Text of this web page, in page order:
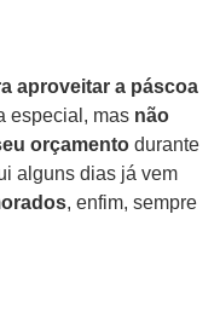
aproveitar a páscoa
especial, mas não
orçamento durante
alguns dias já vem
, enfim, sempre